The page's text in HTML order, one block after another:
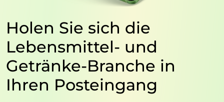
Holen Sie sich die
Lebensmittel- und
Getränke-Branche in
Ihren Posteingang